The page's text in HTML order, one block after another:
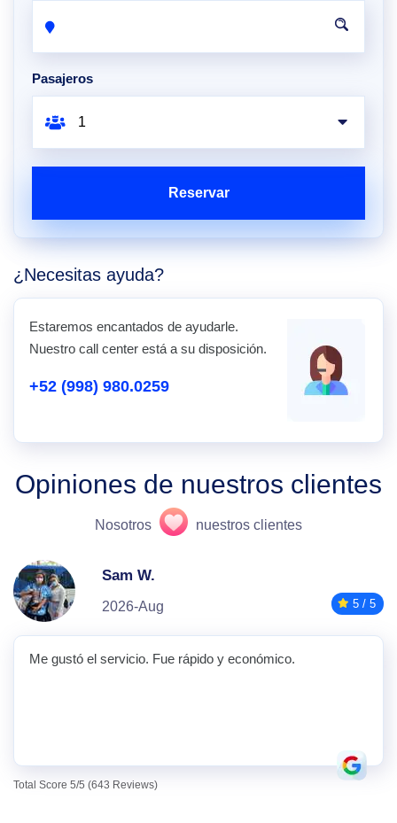
Pasajeros
Reservar
¿Necesitas ayuda?
Estaremos encantados de ayudarle.
Nuestro call center está a su disposición.
+52 (998) 980.0259
Opiniones de nuestros clientes
Nosotros nuestros clientes
Sam W.
2026-Aug 5 / 5
Me gustó el servicio. Fue rápido y económico.
Total Score 5/5 (643 Reviews)